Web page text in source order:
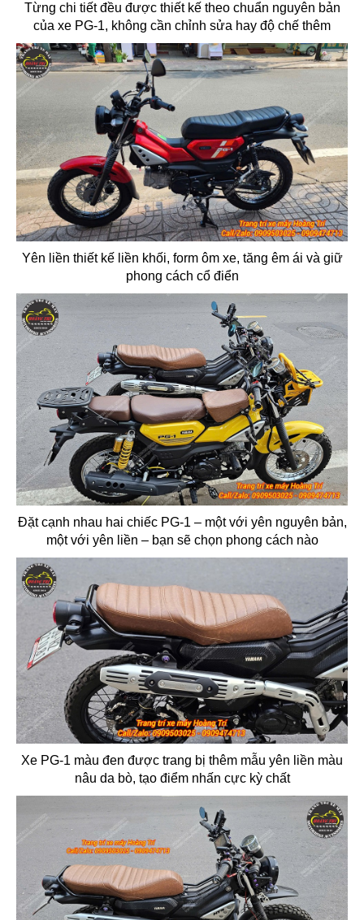
Từng chi tiết đều được thiết kế theo chuẩn nguyên bản
của xe PG-1, không cần chỉnh sửa hay độ chế thêm
Yên liền thiết kế liền khối, form ôm xe, tăng êm ái và giữ
phong cách cổ điển
Đặt cạnh nhau hai chiếc PG-1 – một với yên nguyên bản,
một với yên liền – bạn sẽ chọn phong cách nào
Xe PG-1 màu đen được trang bị thêm mẫu yên liền màu
nâu da bò, tạo điểm nhấn cực kỳ chất